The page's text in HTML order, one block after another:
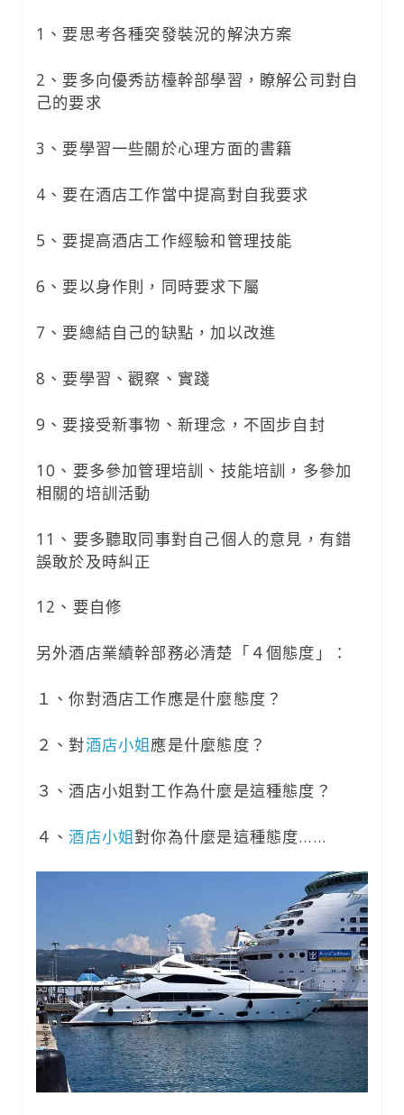
1、要思考各種突發裝況的解決方案
2、要多向優秀訪檯幹部學習，瞭解公司對自
己的要求
3、要學習一些關於心理方面的書籍
4、要在酒店工作當中提高對自我要求
5、要提高酒店工作經驗和管理技能
6、要以身作則，同時要求下屬
7、要總結自己的缺點，加以改進
8、要學習、觀察、實踐
9、要接受新事物、新理念，不固步自封
10、要多參加管理培訓、技能培訓，多參加
相關的培訓活動
11、要多聽取同事對自己個人的意見，有錯
誤敢於及時糾正
12、要自修
另外酒店業績幹部務必清楚「４個態度」：
１、你對酒店工作應是什麼態度？
２、對酒店小姐應是什麼態度？
３、酒店小姐對工作為什麼是這種態度？
４、酒店小姐對你為什麼是這種態度……